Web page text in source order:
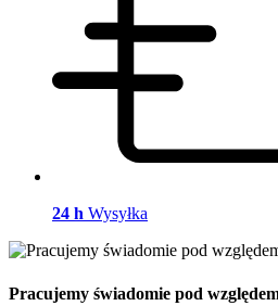
24 h Wysyłka
Pracujemy świadomie pod